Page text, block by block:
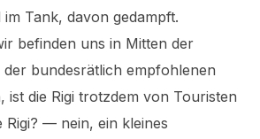
Tank, davon gedampft.
befinden uns in Mitten der
bundesrätlich empfohlenen
ist die Rigi trotzdem von Touristen
Rigi? — nein, ein kleines